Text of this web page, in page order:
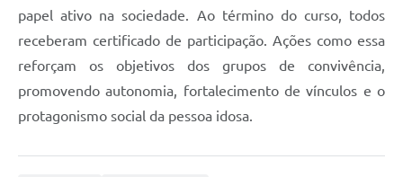
papel ativo na sociedade. Ao término do curso, todos
receberam certificado de participação. Ações como essa
reforçam os objetivos dos grupos de convivência,
promovendo autonomia, fortalecimento de vínculos e o
protagonismo social da pessoa idosa.